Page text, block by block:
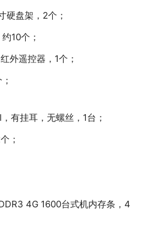
硬盘架，2个；
10个；
外遥控器，1个；
有挂耳，无螺丝，1台；
；
4G 1600台式机内存条，4